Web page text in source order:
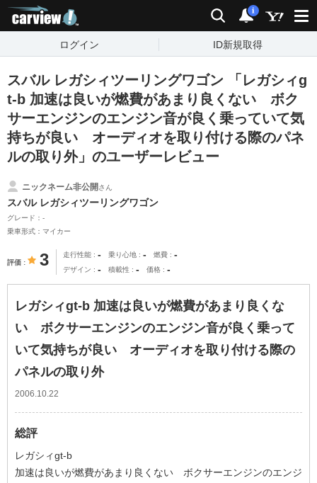
検索 通知
i
ログイン ID新規取得
スバル レガシィツーリングワゴン 「レガシィg
t-b 加速は良いが燃費があまり良くない ボク
サーエンジンのエンジン音が良く乗っていて気
持ちが良い オーディオを取り付ける際のパネ
ルの取り外」のユーザーレビュー
ニックネーム非公開さん
スバル レガシィツーリングワゴン
グレード：-
乗車形式：マイカー
評価 3 走行性能 - 乗り心地 - 燃費 -
デザイン - 積載性 - 価格 -
レガシィgt-b 加速は良いが燃費があまり良くな
い ボクサーエンジンのエンジン音が良く乗って
いて気持ちが良い オーディオを取り付ける際の
パネルの取り外
2006.10.22
総評
レガシィgt-b
加速は良いが燃費があまり良くない ボクサーエンジンのエンジ